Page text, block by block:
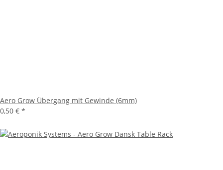
Aero Grow Übergang mit Gewinde (6mm)
0,50 € *